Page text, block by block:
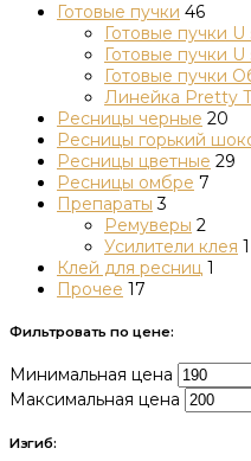
Готовые пучки 46
Готовые пучки
Готовые пучки
Готовые пучки
Линейка Pretty
Ресницы черные 20
Ресницы горький
Ресницы цветные 29
Ресницы омбре 7
Препараты 3
Ремуверы 2
Усилители клея 1
Клей для ресниц 1
Прочее 17
Фильтровать по цене:
Минимальная цена
Максимальная цена
Изгиб: